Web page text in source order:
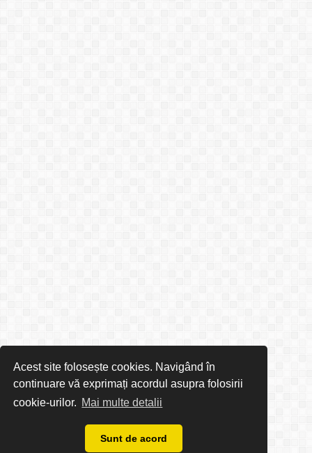
Acest site folosește cookies. Navigând în
continuare vă exprimați acordul asupra folosirii
cookie-urilor. Mai multe detalii
Sunt de acord